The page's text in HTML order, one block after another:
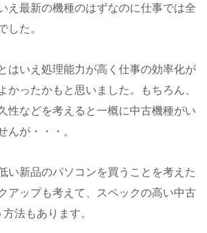
え最新の機種のはずなのに仕事では全
した。
はいえ処理能力が高く仕事の効率化が
かったかもと思いました。もちろん、
性などを考えると一概に中古機種がい
んが・・・。
い新品のパソコンを買うことを考えた
アップも考えて、スペックの高い中古
法もあります。